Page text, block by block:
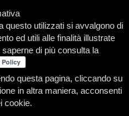
Le nostre firme
questo utilizzati si avvalgono di
ed utili alle finalità illustrate
di più consulta la
questa pagina, cliccando su
in altra maniera, acconsenti
cookie.